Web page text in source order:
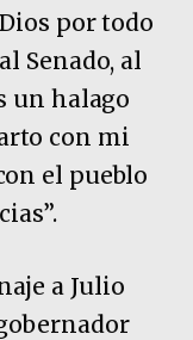
por todo
Senado, al
un halago
con mi
el pueblo
a Julio